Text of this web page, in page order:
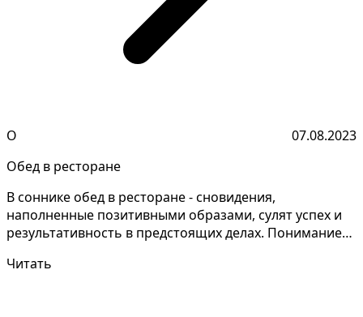
О
07.08.2023
Обед в ресторане
В соннике обед в ресторане - сновидения,
наполненные позитивными образами, сулят успех и
результативность в предстоящих делах. Понимание
Читать